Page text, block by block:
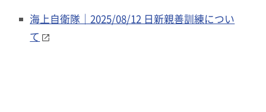
海上自衛隊｜2025/08/12 日新親善訓練につい
て